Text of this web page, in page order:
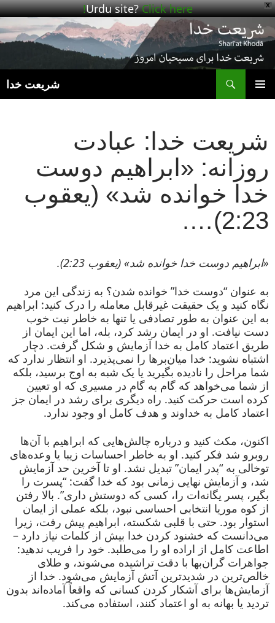
X
Urdu site?Click here!
شریعت خدا
شریعت خدا: عبادت
روزانه: «ابراهیم دوست
خدا خوانده شد» (یعقوب
2:23)….
«ابراهیم دوست خدا خوانده شد» (یعقوب 2:23).
به عنوان “دوست خدا” خوانده شدن؟ به زندگی این مرد
نگاه کنید و یک حقیقت غیرقابل معامله را درک کنید: ابراهیم
به این عنوان به طور تصادفی یا تنها به خاطر نیت خوب
دست نیافت. او در ایمان رشد کرد، بله، اما این ایمان از
طریق اعتماد کامل به خدا آزمایش و شکل گرفت. دچار
اشتباه نشوید: خدا میان‌برها را نمی‌پذیرد. او انتظار ندارد که
شما مراحل را نادیده بگیرید یا یک شبه به اوج برسید، بلکه
از شما می‌خواهد که گام به گام در مسیری که او تعیین
کرده است حرکت کنید. راه دیگری برای رشد در ایمان جز
اعتماد کامل به خداوند و هدف کامل او وجود ندارد.
اکنون، مکث کنید و درباره چالش‌هایی که ابراهیم با آن‌ها
روبرو شد فکر کنید. او به خاطر احساسات زیبا یا وعده‌های
توخالی به “پدر ایمان” تبدیل نشد. او تا آخرین حد آزمایش
شد، و آزمایش نهایی زمانی بود که خدا گفت: “پسرت را
بگیر، پسر یگانه‌ات را، کسی که دوستش داری”. بالا رفتن
از کوه موریا انتخابی احساسی نبود، بلکه عملی از ایمان
استوار بود. حتی با قلبی شکسته، ابراهیم پیش رفت، زیرا
می‌دانست که خشنود کردن خدا بیش از کلمات نیاز دارد –
اطاعت کامل از اراده او را می‌طلبد. خود را فریب ندهید:
جواهرات گران‌بها با دقت تراشیده می‌شوند، و طلای
خالص‌ترین در شدیدترین آتش آزمایش می‌شود. خدا از
آزمایش‌ها برای آشکار کردن کسانی که واقعاً آماده‌اند بدون
تردید یا بهانه به او اعتماد کنند، استفاده می‌کند.